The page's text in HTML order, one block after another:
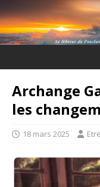
Archange
les
18 mars 2025